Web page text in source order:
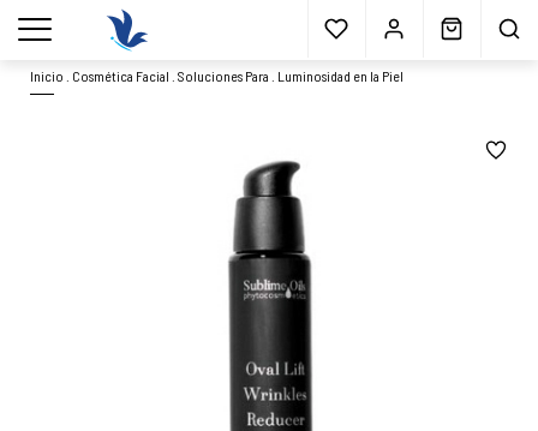
Envío gratisa partir 40€* Muestras gratis Blog
menu
Inicio Cosmética Facial .Soluciones Para Luminosidad en la Piel